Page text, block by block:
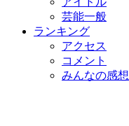
芸能一般
ランキング
アクセス
コメント
みんなの感想